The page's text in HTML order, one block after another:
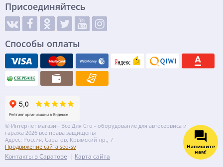
Присоединяйтесь
Способы оплаты
© Интернет магазин Все Для Сто - оборудование для автосервиса и
гаража 2026 все права защищены
Адрес: Россия, Саратов, Крымский пр., 7
Продвижение сайта seo-sv
Контакты в Саратове Карта сайта
Напишите
нам!